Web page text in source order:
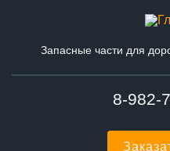
Запасные части для
8-982-